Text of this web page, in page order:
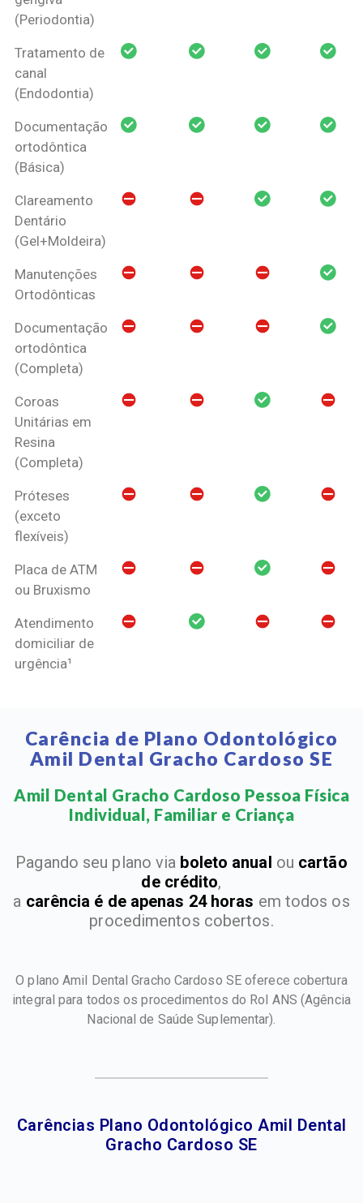
(Periodontia)
Tratamento de
canal
(Endodontia)
Documentação
ortodôntica
(Básica)
Clareamento
Dentário
(Gel+Moldeira)
Manutenções
Ortodônticas
Documentação
ortodôntica
(Completa)
Coroas
Unitárias em
Resina
(Completa)
Próteses
(exceto
flexíveis)
Placa de ATM
ou Bruxismo
Atendimento
domiciliar de
urgência¹
Carência de Plano Odontológico
Amil Dental Gracho Cardoso SE
Amil Dental Gracho Cardoso Pessoa Física
Individual, Familiar e Criança​
Pagando seu plano via boleto anual ou cartão
de crédito,
a carência é de apenas 24 horas em todos os
procedimentos cobertos.
O plano Amil Dental Gracho Cardoso SE oferece cobertura
integral para todos os procedimentos do Rol ANS (Agência
Nacional de Saúde Suplementar).
Carências Plano Odontológico Amil Dental
Gracho Cardoso SE​